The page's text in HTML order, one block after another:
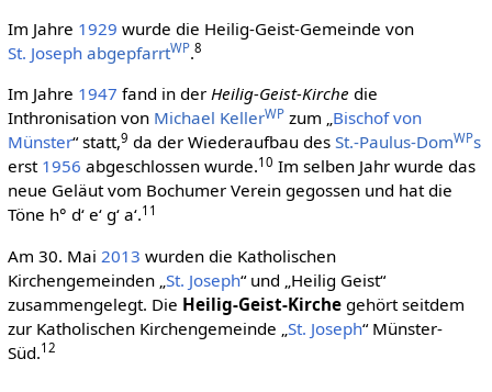
Im Jahre 1929 wurde die Heilig-Geist-Gemeinde von
St. Joseph abgepfarrtWP.8
Im Jahre 1947 fand in der Heilig-Geist-Kirche die
Inthronisation von Michael KellerWPzum „Bischof von
Münster“ statt,9 da der Wiederaufbau des St.-Paulus-DomWPs
erst 1956 abgeschlossen wurde.10 Im selben Jahr wurde das
neue Geläut vom Bochumer Verein gegossen und hat die
Töne h° d‘ e‘ g‘ a‘.11
Am 30. Mai 2013 wurden die Katholischen
Kirchengemeinden „ St. Joseph“ und „Heilig Geist“
zusammengelegt. Die Heilig-Geist-Kirchegehört seitdem
zur Katholischen Kirchengemeinde „ St. Joseph“ Münster-
Süd.12